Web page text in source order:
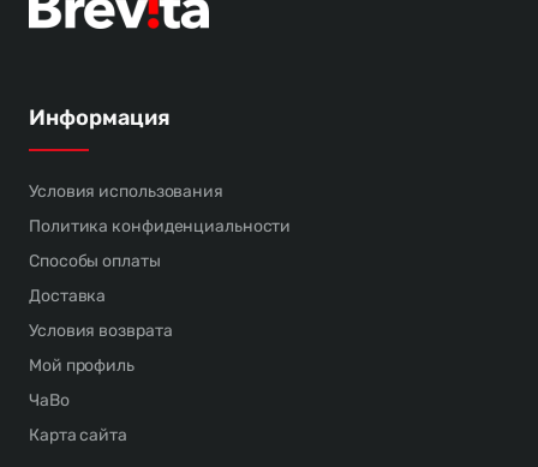
Информация
Условия использования
Политика конфиденциальности
Способы оплаты
Доставка
Условия возврата
Мой профиль
ЧаВо
Карта сайта